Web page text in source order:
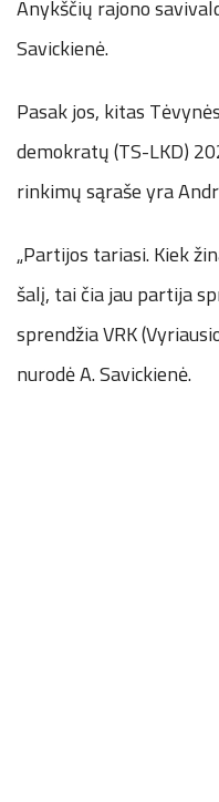
Anykščių rajono
Savickienė.
Pasak jos, kitas
demokratų (TS-LKD)
rinkimų sąraše yra
„Partijos tariasi. Kiek
šalį, tai čia jau partija
sprendžia VRK
nurodė A. Savickienė.